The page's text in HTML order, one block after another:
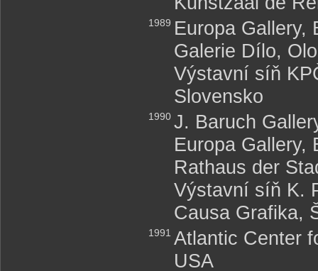
1989 Europa Gallery,
Galerie Dílo,
Výstavní síň
Slovensko
1990 J. Baruch
Europa Gallery,
Rathaus der
Výstavní síň K.
Causa Grafika,
1991 Atlantic Center
USA